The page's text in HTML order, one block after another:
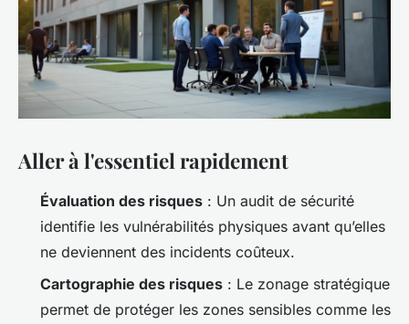
Aller à l'essentiel rapidement
Évaluation des risques : Un audit de sécurité
identifie les vulnérabilités physiques avant qu’elles
ne deviennent des incidents coûteux.
Cartographie des risques : Le zonage stratégique
permet de protéger les zones sensibles comme les